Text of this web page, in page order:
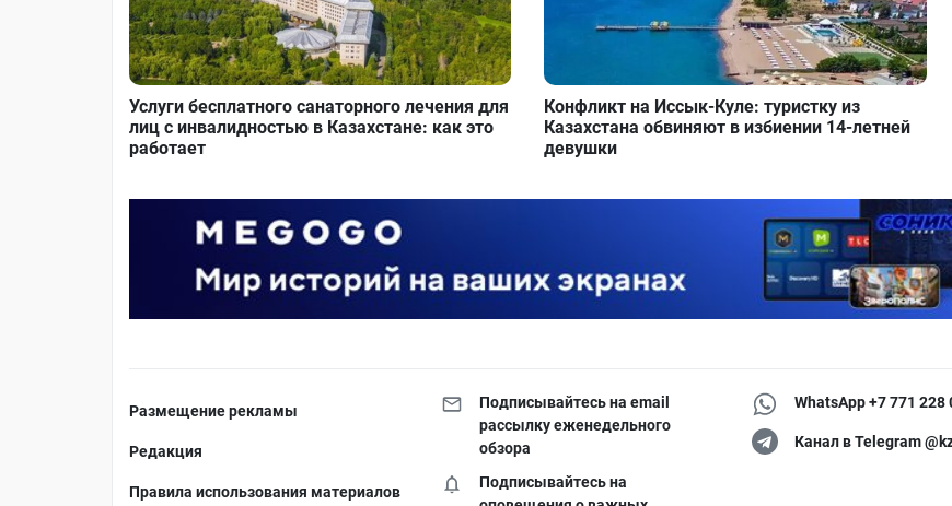
Услуги бесплатного санаторного лечения для
лиц с инвалидностью в Казахстане: как это
работает
Конфликт на Иссык-Куле: туристку из
Казахстана обвиняют в избиении 14-летней
девушки
Размещение рекламы
Редакция
Правила использования материалов
Подписывайтесь на email
рассылку еженедельного
обзора
Подписывайтесь на
WhatsApp +7 771 228
Канал в Telegram